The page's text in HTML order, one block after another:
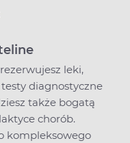
leki,
diagnostyczne
także bogatą
chorób.
kompleksowego